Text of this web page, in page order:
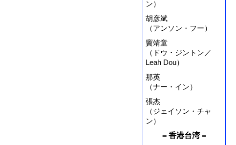
ン）
胡彦斌
（アンソン・フー）
竇靖童
（ドウ・ジントン／
Leah Dou）
那英
（ナー・イン）
張杰
（ジェイソン・チャ
ン）
= 香港台湾 =